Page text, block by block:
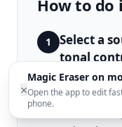
×
Magic Eraser on
Open the app to edit
phone.
How to do
1
Select a
tonal
white
Choose